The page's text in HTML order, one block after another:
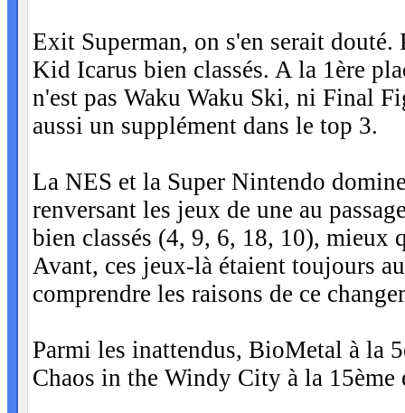
Exit Superman, on s'en serait
Kid Icarus bien classés. A la 1ère
n'est pas Waku Waku Ski, ni Final
aussi un supplément dans le top 3.
La NES et la Super Nintendo
renversant les jeux de une au
bien classés (4, 9, 6, 18, 10), mieux
Avant, ces jeux-là étaient toujours
comprendre les raisons de ce
Parmi les inattendus, BioMetal à la
Chaos in the Windy City à la 15ème